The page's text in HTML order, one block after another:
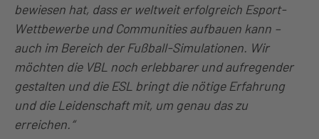
bewiesen hat, dass er weltweit erfolgreich Esport-
Wettbewerbe und Communities aufbauen kann –
auch im Bereich der Fußball-Simulationen. Wir
möchten die VBL noch erlebbarer und aufregender
gestalten und die ESL bringt die nötige Erfahrung
und die Leidenschaft mit, um genau das zu
erreichen.“